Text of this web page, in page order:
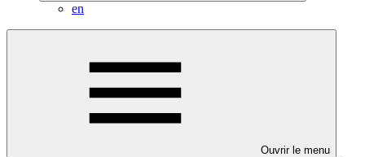
en
Ouvrir le menu